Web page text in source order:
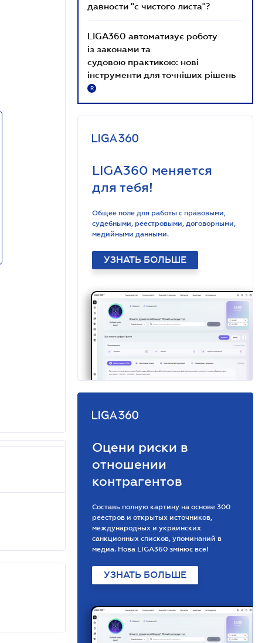
давности "с чистого листа"?
LIGA360 автоматизує роботу
із законами та
судовою практикою: нові
інструменти для точніших рішень
R
LIGA360 меняется
для тебя!
Общее поле для работы с правовыми,
судебными, реестровыми, договорными,
медийными данными.
УЗНАТЬ БОЛЬШЕ
Оцени риски в
отношении
контрагентов
Составь полную картину на основе 300
реестров и открытых источников,
международных и украинских
санкционных списков, упоминаний в
медиа. Нова LIGA360 змінює все!
УЗНАТЬ БОЛЬШЕ